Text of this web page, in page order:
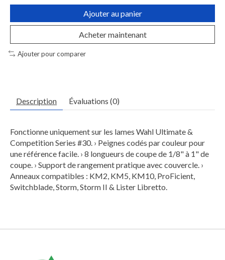
Ajouter au panier
Acheter maintenant
Ajouter pour comparer
Description Évaluations (0)
Fonctionne uniquement sur les lames Wahl Ultimate &
Competition Series #30. › Peignes codés par couleur pour
une référence facile. › 8 longueurs de coupe de 1/8" à 1" de
coupe. › Support de rangement pratique avec couvercle. ›
Anneaux compatibles : KM2, KM5, KM10, ProFicient,
Switchblade, Storm, Storm II & Lister Libretto.